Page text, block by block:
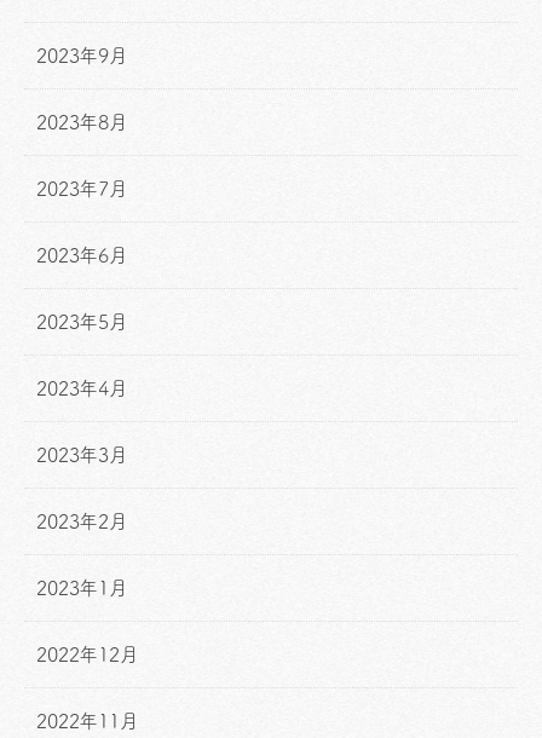
2023年9月
2023年8月
2023年7月
2023年6月
2023年5月
2023年4月
2023年3月
2023年2月
2023年1月
2022年12月
2022年11月